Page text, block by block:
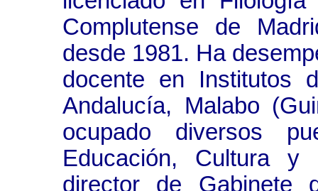
Complutense de
desde 1981. Ha
docente en Institutos
Andalucía, Malabo
ocupado diversos
Educación, Cultura
director de Gabinete